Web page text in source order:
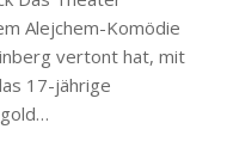
Alejchem-Komödie
vertont hat, mit
17-jährige